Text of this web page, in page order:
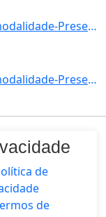
159: municipio-Teresina-centro-CCE-modalidade-Presencial-convenio--selecao-SISU-cota-AC-sexo-M-uf--ano_in]
160: municipio-Teresina-centro-CCE-modalidade-Presencial-convenio--selecao-SISU-cota-AC-sexo--uf--ano_ing]
de
de